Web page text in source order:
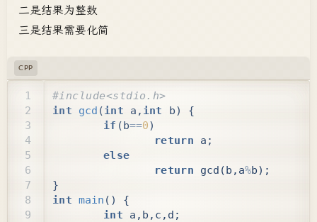
二是结果为整数
三是结果需要化简
CPP
int
gcd (int a , int b)
{
if (b==0)
return
a ;
else
return
gcd (b , a%b);
}
int main ()
{
int
a , b , c , d ;